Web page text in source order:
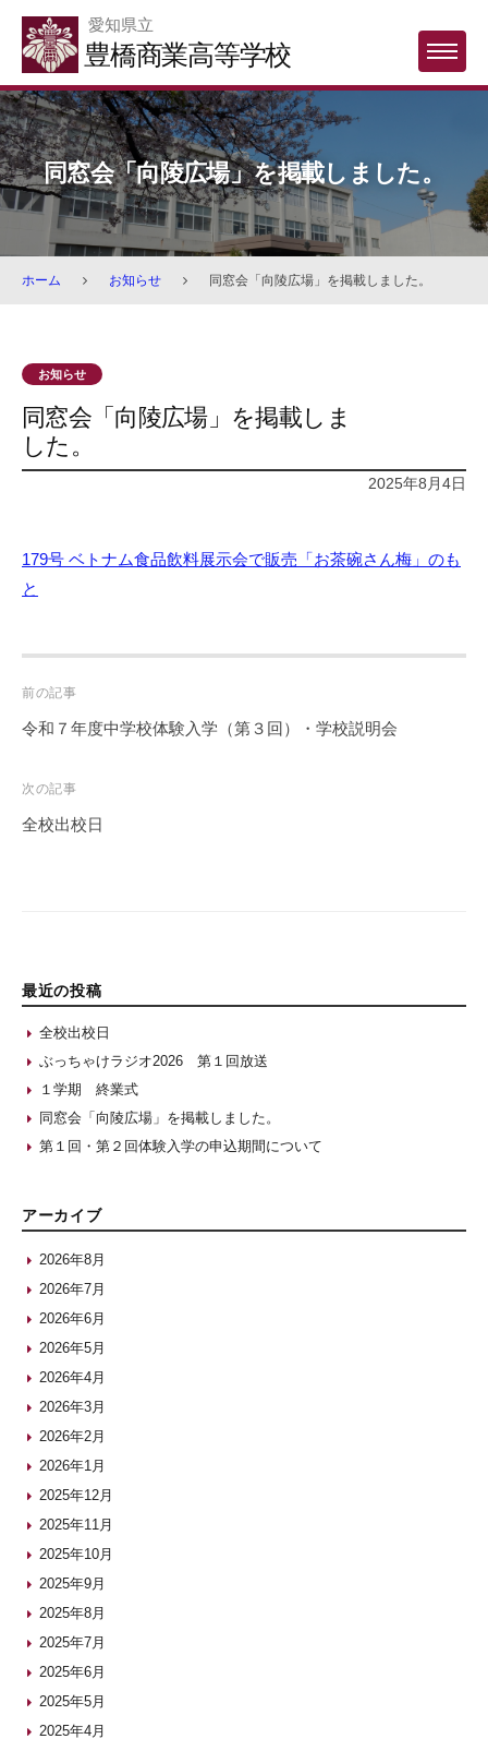
Skip
content
愛知県立
豊橋商業高等学校 MENU
同窓会「向陵広場」を掲載しました。
ホーム お知らせ 同窓会「向陵広場」を掲載しました。
お知らせ
同窓会「向陵広場」を掲載しま
した。
2025年8月4日
179号 ベトナム食品飲料展示会で販売「お茶碗さん梅」のも
と
Post
navigation
前の記事
令和７年度中学校体験入学（第３回）・学校説明会
次の記事
全校出校日
最近の投稿
全校出校日
ぶっちゃけラジオ2026 第１回放送
１学期 終業式
同窓会「向陵広場」を掲載しました。
第１回・第２回体験入学の申込期間について
アーカイブ
2026年8月
2026年7月
2026年6月
2026年5月
2026年4月
2026年3月
2026年2月
2026年1月
2025年12月
2025年11月
2025年10月
2025年9月
2025年8月
2025年7月
2025年6月
2025年5月
2025年4月